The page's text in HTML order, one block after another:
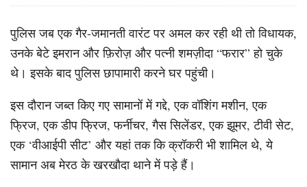
पुलिस जब एक गैर-जमानती वारंट पर अमल कर रही थी तो विधायक,
उनके बेटे इमरान और फ़िरोज़ और पत्नी शमज़ीदा “फरार” हो चुके
थे। इसके बाद पुलिस छापामारी करने घर पहुंची।
इस दौरान जब्त किए गए सामानों में गद्दे, एक वॉशिंग मशीन, एक
फ्रिज, एक डीप फ्रिज, फर्नीचर, गैस सिलेंडर, एक झूमर, टीवी सेट,
एक ‘वीआईपी सीट’ और यहां तक ​​कि क्रॉकरी भी शामिल थे, ये
सामान अब मेरठ के खरखौदा थाने में पड़े हैं।